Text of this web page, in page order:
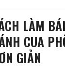
LÀM
CUA
GIẢN